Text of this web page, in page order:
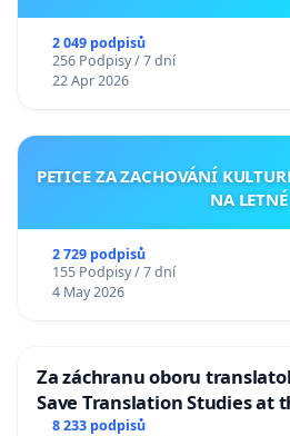
2 049 podpisů
256 Podpisy / 7 dní
22 Apr 2026
PETICE ZA ZACHOVÁNÍ
NA LETNÉ
2 729 podpisů
155 Podpisy / 7 dní
4 May 2026
Za záchranu oboru
Save Translation Studies at
Charles University
8 233 podpisů